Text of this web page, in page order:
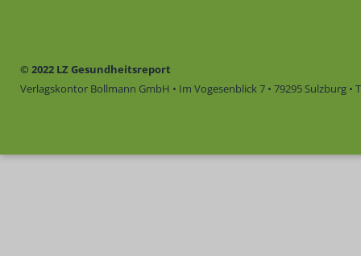
© 2022 LZ Gesundheitsreport
Verlagskontor Bollmann GmbH • Im Vogesenblick 7 • 79295 Sulzburg •